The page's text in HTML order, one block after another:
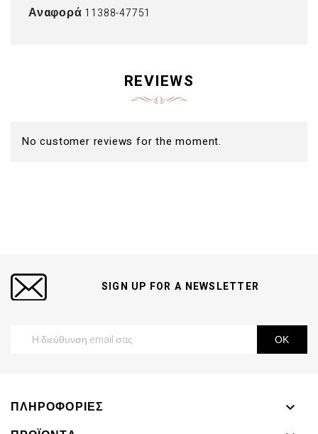
Αναφορά 11388-47751
REVIEWS
No customer reviews for the moment.
SIGN UP FOR A NEWSLETTER
ΠΛΗΡΟΦΟΡΊΕΣ
